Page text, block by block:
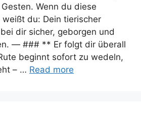
Wenn du diese
weißt du: Dein tierischer
dir sicher, geborgen und
— ### ** Er folgt dir überall
beginnt sofort zu wedeln,
– … Read more